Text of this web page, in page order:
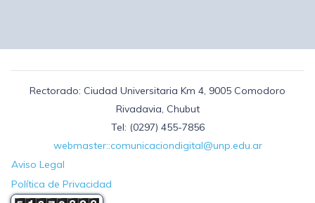
Rectorado: Ciudad Universitaria Km 4, 9005 Comodoro
Rivadavia, Chubut
Tel: (0297) 455-7856
webmaster::comunicaciondigital@unp.edu.ar
Aviso Legal
Política de Privacidad